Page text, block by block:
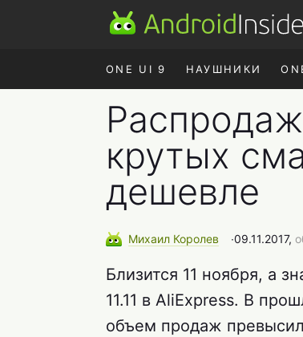
ONE UI 9 НАУШНИКИ
крутых
дешевле
Михаил Королев ∙09.11.2017,
Близится 11 ноября, а
11.11 в AliExpress. В
объем продаж